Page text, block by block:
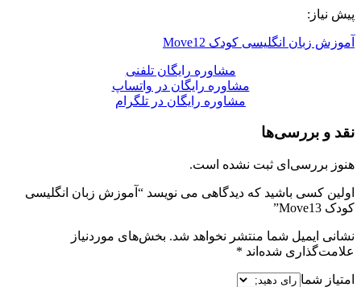
پیش نیاز:
آموزش زبان انگلیسی کودک Move12
مشاوره رایگان تلفنی
مشاوره رایگان در واتساپ
مشاوره رایگان در تلگرام
نقد و بررسی‌ها
هنوز بررسی‌ای ثبت نشده است.
اولین کسی باشید که دیدگاهی می نویسد “آموزش زبان انگلیسی
کودک Move13”
نشانی ایمیل شما منتشر نخواهد شد. بخش‌های موردنیاز
علامت‌گذاری شده‌اند *
امتیاز شما